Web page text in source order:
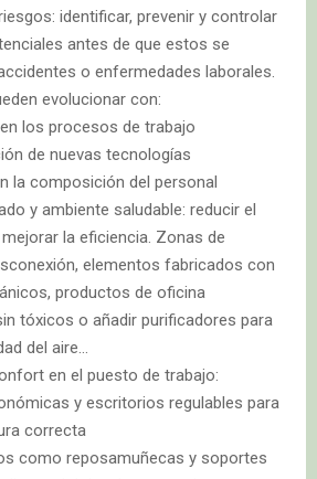
identificar, prevenir y controlar
antes de que estos se
o enfermedades laborales.
evolucionar con:
los procesos de trabajo
de nuevas tecnologías
la composición del personal
y ambiente saludable: reducir el
la eficiencia. Zonas de
elementos fabricados con
productos de oficina
tóxicos o añadir purificadores para
del aire…
en el puesto de trabajo:
y escritorios regulables para
correcta
como reposamuñecas y soportes